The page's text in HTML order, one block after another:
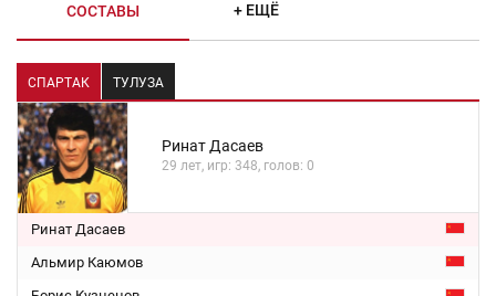
СОСТАВЫ + ЕЩЁ
СПАРТАК ТУЛУЗА
Ринат Дасаев
29 лет, игр: 348, голов: 0
Ринат Дасаев
Альмир Каюмов